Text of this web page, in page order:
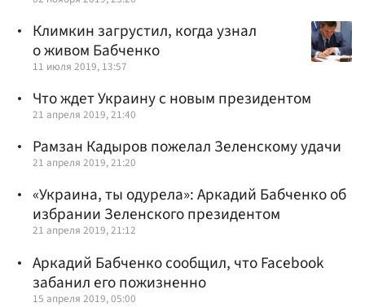
Климкин загрустил, когда узнал
о живом Бабченко
11 июля 2019, 13:57
Что ждет Украину с новым президентом
21 апреля 2019, 21:40
Рамзан Кадыров пожелал Зеленскому удачи
21 апреля 2019, 21:20
«Украина, ты одурела»: Аркадий Бабченко об
избрании Зеленского президентом
21 апреля 2019, 21:12
Аркадий Бабченко сообщил, что Facebook
забанил его пожизненно
15 апреля 2019, 05:00